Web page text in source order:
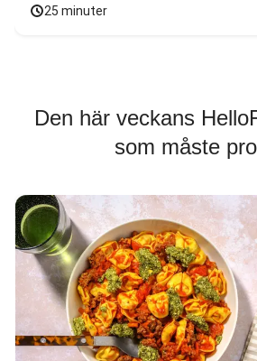
25 minuter
Den här veckans
som måste